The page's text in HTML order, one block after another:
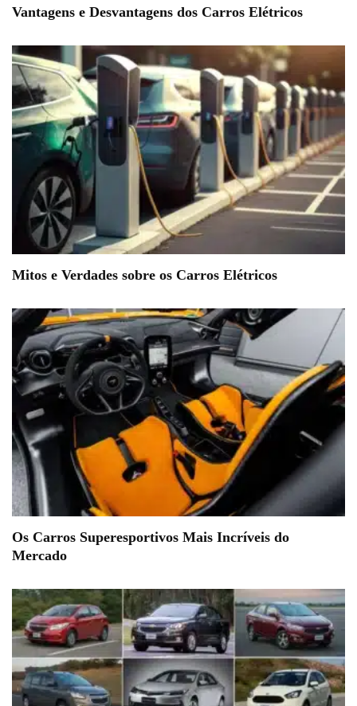
Vantagens e Desvantagens dos Carros Elétricos
Mitos e Verdades sobre os Carros Elétricos
Os Carros Superesportivos Mais Incríveis do
Mercado